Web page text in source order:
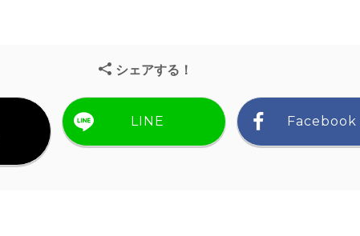
シェアする！
LINE Facebook